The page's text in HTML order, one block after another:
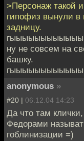
>Персонаж такой
гипофиз вынули в
задницу.
ну не совсем на
башку.
anonymous »
#20 | 06.12.04 14:23
Да что там
Федорами
гоблинизации =)